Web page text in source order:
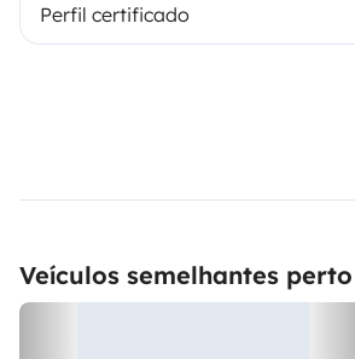
Perfil certificado
Veículos semelhantes